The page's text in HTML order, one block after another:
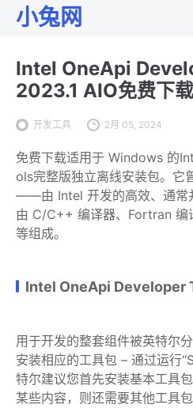
小兔网
Intel OneApi
2023.1 AIO免费下载
开发工具 2月 05, 2024
免费下载适用于 Windows 的
ols完整版独立离线安装包。
——由 Intel 开发的高效、通常
由 C/C++ 编译器、Fortran 编
等组成。
Intel OneApi Developer
用于开发的整套组件被英特尔分
安装相应的工具包 – 通过运行
特尔建议您首先安装基本工具
某些内容，则还需要其他工具